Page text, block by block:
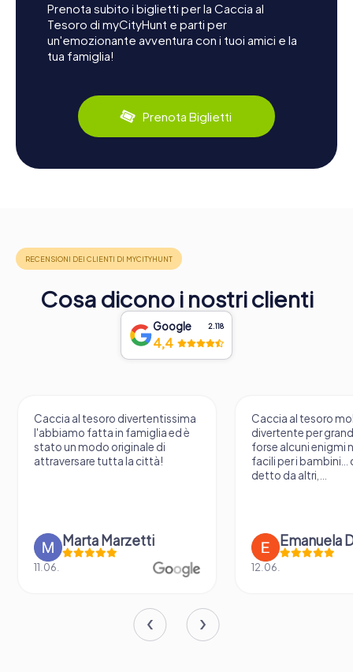
Prenota subito i biglietti per la Caccia al
Tesoro di myCityHunt e parti per
un'emozionante avventura con i tuoi amici e la
tua famiglia!
Prenota Biglietti
Cosa dicono i nostri clienti
Google 2.118
4,4
Caccia al tesoro divertentissima
l'abbiamo fatta in famiglia ed è
stato un modo originale di
attraversare tutta la città!
Marta Marzetti
11.06.
Caccia al tesoro
divertente per
forse alcuni enigmi
facili per i bambini...
detto da altri,...
Emanuela
12.06.